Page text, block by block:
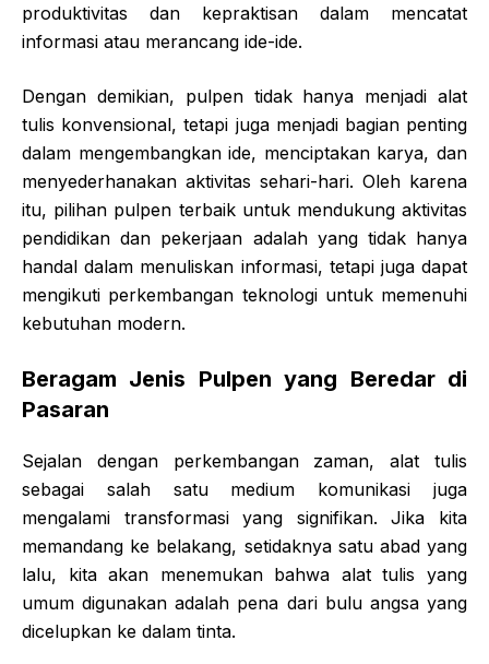
produktivitas dan kepraktisan dalam mencatat
informasi atau merancang ide-ide.
Dengan demikian, pulpen tidak hanya menjadi alat
tulis konvensional, tetapi juga menjadi bagian penting
dalam mengembangkan ide, menciptakan karya, dan
menyederhanakan aktivitas sehari-hari. Oleh karena
itu, pilihan pulpen terbaik untuk mendukung aktivitas
pendidikan dan pekerjaan adalah yang tidak hanya
handal dalam menuliskan informasi, tetapi juga dapat
mengikuti perkembangan teknologi untuk memenuhi
kebutuhan modern.
Beragam Jenis Pulpen yang Beredar di
Pasaran
Sejalan dengan perkembangan zaman, alat tulis
sebagai salah satu medium komunikasi juga
mengalami transformasi yang signifikan. Jika kita
memandang ke belakang, setidaknya satu abad yang
lalu, kita akan menemukan bahwa alat tulis yang
umum digunakan adalah pena dari bulu angsa yang
dicelupkan ke dalam tinta.